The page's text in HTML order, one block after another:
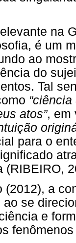
na
é um
ao
do
Tal
atos”, em
para o
(RIBEIRO,
(2012), a
se
e